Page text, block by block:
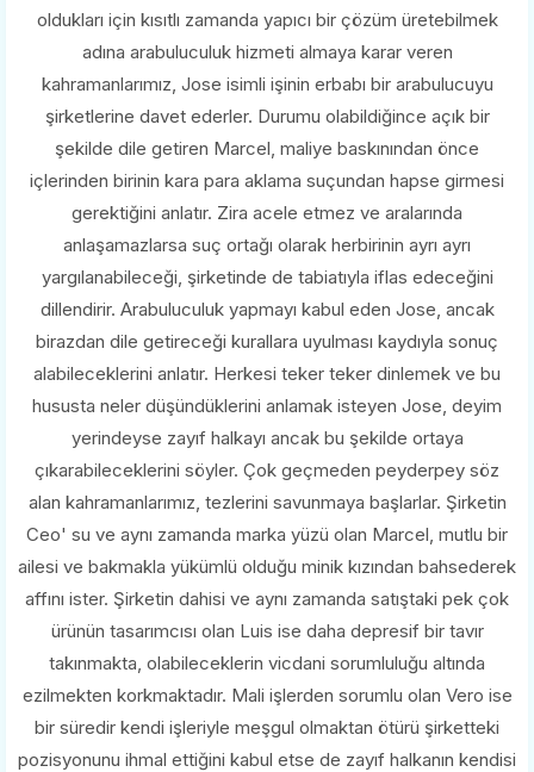
oldukları için kısıtlı zamanda yapıcı bir çözüm üretebilmek
adına arabuluculuk hizmeti almaya karar veren
kahramanlarımız, Jose isimli işinin erbabı bir arabulucuyu
şirketlerine davet ederler. Durumu olabildiğince açık bir
şekilde dile getiren Marcel, maliye baskınından önce
içlerinden birinin kara para aklama suçundan hapse girmesi
gerektiğini anlatır. Zira acele etmez ve aralarında
anlaşamazlarsa suç ortağı olarak herbirinin ayrı ayrı
yargılanabileceği, şirketinde de tabiatıyla iflas edeceğini
dillendirir. Arabuluculuk yapmayı kabul eden Jose, ancak
birazdan dile getireceği kurallara uyulması kaydıyla sonuç
alabileceklerini anlatır. Herkesi teker teker dinlemek ve bu
hususta neler düşündüklerini anlamak isteyen Jose, deyim
yerindeyse zayıf halkayı ancak bu şekilde ortaya
çıkarabileceklerini söyler. Çok geçmeden peyderpey söz
alan kahramanlarımız, tezlerini savunmaya başlarlar. Şirketin
Ceo' su ve aynı zamanda marka yüzü olan Marcel, mutlu bir
ailesi ve bakmakla yükümlü olduğu minik kızından bahsederek
affını ister. Şirketin dahisi ve aynı zamanda satıştaki pek çok
ürünün tasarımcısı olan Luis ise daha depresif bir tavır
takınmakta, olabileceklerin vicdani sorumluluğu altında
ezilmekten korkmaktadır. Mali işlerden sorumlu olan Vero ise
bir süredir kendi işleriyle meşgul olmaktan ötürü şirketteki
pozisyonunu ihmal ettiğini kabul etse de zayıf halkanın kendisi